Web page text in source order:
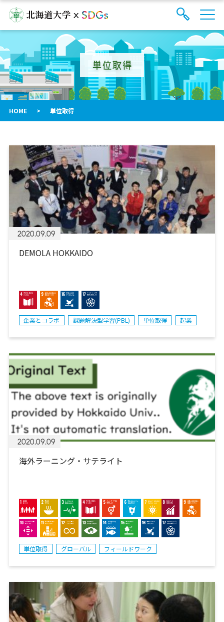
索
フ
ォ
ー
を
開
閉
る
イ
ト
内
メ
ニ
ュ
ー
単位取得
HOME > 単位取得
2020.09.09
DEMOLA HOKKAIDO
企業とコラボ 課題解決型学習(PBL) 単位取得 起業
2020.09.09
海外ラーニング・サテライト
単位取得 グローバル フィールドワーク